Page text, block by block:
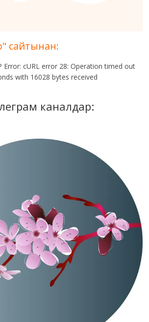
сайтынан:
Error: cURL error 28: Operation timed out
with 16028 bytes received
каналдар: